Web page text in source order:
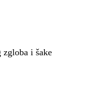
zgloba i šake